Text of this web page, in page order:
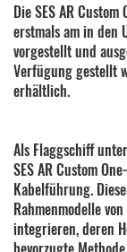
Die SES AR
erstmals am in den
vorgestellt und
Verfügung gestellt
erhältlich.
Als Flaggschiff
SES AR Custom
Kabelführung.
Rahmenmodelle
integrieren, deren